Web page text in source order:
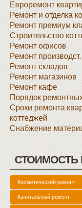
Евроремонт
Ремонт и отделка
Ремонт премиум
Строительство
Ремонт офисов
Ремонт
Ремонт складов
Ремонт магазинов
Ремонт кафе
Порядок
Сроки ремонта
коттеджей
Снабжение
СТОИМОСТЬ
Косметический ремонт
Капитальный ремонт